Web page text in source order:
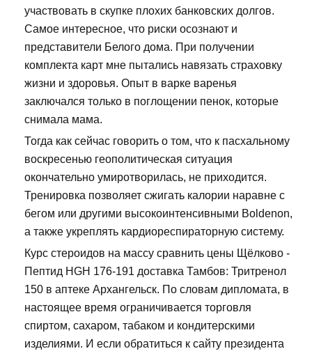
участвовать в скупке плохих банковских долгов.
Самое интересное, что риски осознают и
представители Белого дома. При получении
комплекта карт мне пытались навязать страховку
жизни и здоровья. Опыт в варке варенья
заключался только в поглощении пенок, которые
снимала мама.
Тогда как сейчас говорить о том, что к пасхальному
воскресенью геополитическая ситуация
окончательно умиротворилась, не приходится.
Тренировка позволяет сжигать калории наравне с
бегом или другими высокоинтенсивными Boldenon,
а также укреплять кардиореспираторную систему.
Курс стероидов на массу сравнить цены Щёлково -
Пептид HGH 176-191 доставка Тамбов: Тритренол
150 в аптеке Архангельск. По словам дипломата, в
настоящее время ограничивается торговля
спиртом, сахаром, табаком и кондитерскими
изделиями. И если обратиться к сайту президента